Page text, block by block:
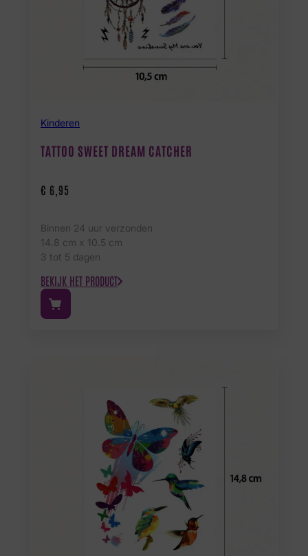
Kinderen
TATTOO SWEET DREAM CATCHER
€ 6,95
Binnen 24 uur verzonden
14.8 cm x 10.5 cm
3 tot 5 dagen
BEKIJK HET PRODUCT